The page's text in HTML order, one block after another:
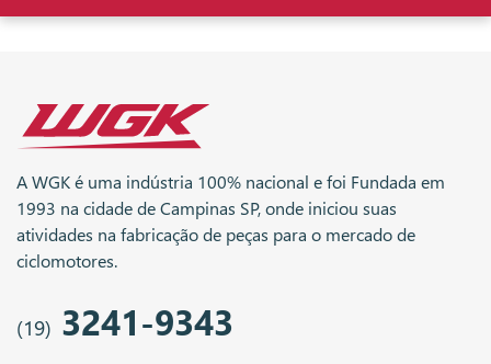
A WGK é uma indústria 100% nacional e foi Fundada em
1993 na cidade de Campinas SP, onde iniciou suas
atividades na fabricação de peças para o mercado de
ciclomotores.
(19) 3241-9343